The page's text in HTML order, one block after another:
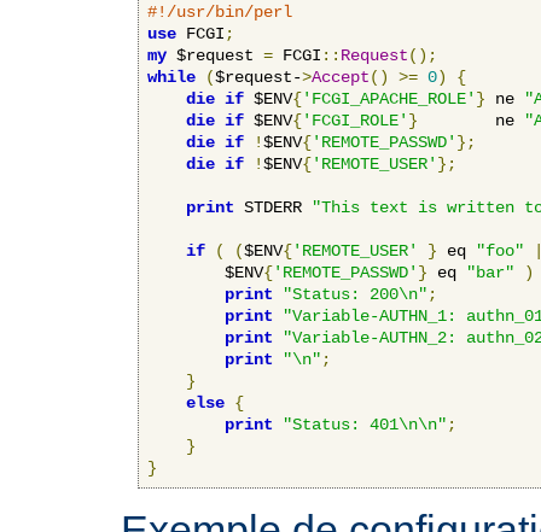
#!/usr/bin/perl
use FCGI ;
my $request = FCGI :: Request();
while
($request->Accept() >= 0)
{
die if $ENV{'FCGI_APACHE_ROLE' } ne
die if $ENV{'FCGI_ROLE' }
        ne
die if !$ENV{'REMOTE_PASSWD' };
die if !$ENV{'REMOTE_USER' };
print STDERR "This text is written
if ( ($ENV{'REMOTE_USER' } eq "foo"
        $ENV
{'REMOTE_PASSWD' } eq "bar"
)
print
"Status: 200\n" ;
print
"Variable-AUTHN_1:
print
"Variable-AUTHN_2:
print
"\n" ;
}
else {
print
"Status: 401\n\n" ;
}
}